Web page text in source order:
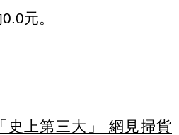
元。
史上第三大」 網見掃貨